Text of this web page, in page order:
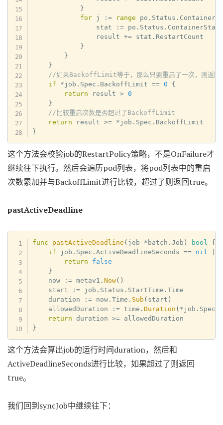
}
for j := range po . Status .
                stat
:= po . Status .
                result
+= stat . RestartCount
}
}
}
//如果BackoffLimit等于，那么只要重启了一次，则返
if
*job . Spec . BackoffLimit == 0
{
return result >
0
}
//比较重启次数是否超过了BackoffLimit
return result >= *job . Spec .
}
这个方法会校验job的RestartPolicy策略，不是OnFailure才
继续往下执行。然后会遍历pod列表，将pod列表中的重启
次数累加并与BackoffLimit进行比较，超过了则返回true。
pastActiveDeadline
func pastActiveDeadline ( job * batch .Job ) bool
{
if job . Spec .ActiveDeadlineSeconds == nil
return
false
}
    now
:= metav1 .Now( )
    start
:= job . Status . StartTime .Time
    duration
:= now .Time . Sub ( start )
    allowedDuration
:= time .Duration ( *job . Spec
return duration >=
}
这个方法会算出job的运行时间duration，然后和
ActiveDeadlineSeconds进行比较，如果超过了则返回
true。
我们回到syncJob中继续往下：